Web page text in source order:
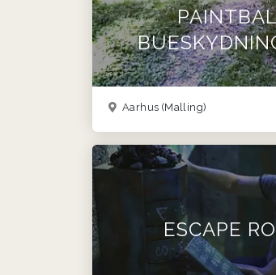
Aarhus (Malling)
ESCAPE